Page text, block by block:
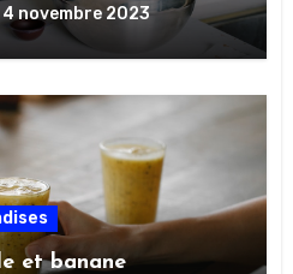
4 novembre 2023
et banane